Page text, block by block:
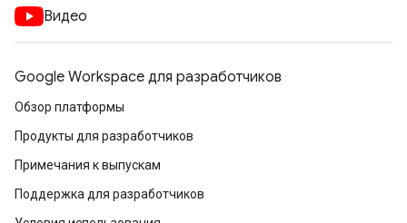
Видео
Google Workspace для разработчиков
Обзор платформы
Продукты для разработчиков
Примечания к выпускам
Поддержка для разработчиков